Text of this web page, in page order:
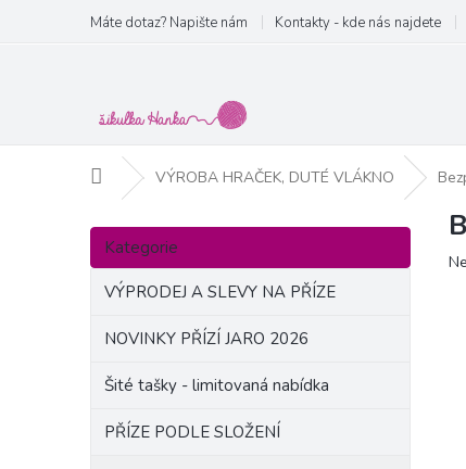
obsah
Máte dotaz? Napište nám Kontakty - kde nás najdete
Domů VÝROBA HRAČEK, DUTÉ VLÁKNO
P
s
Přeskočit
kategorie
Kategorie
VÝPRODEJ A SLEVY NA PŘÍZE
NOVINKY PŘÍZÍ JARO 2026
Šité tašky - limitovaná nabídka
PŘÍZE PODLE SLOŽENÍ